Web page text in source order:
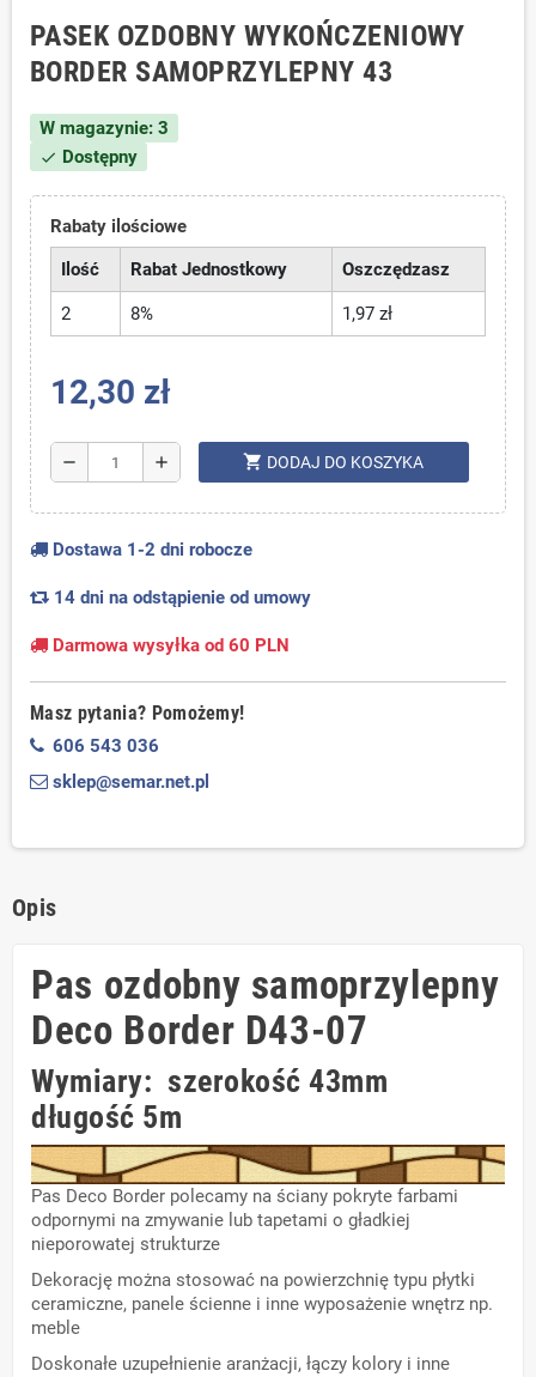
PASEK OZDOBNY WYKOŃCZENIOWY
BORDER SAMOPRZYLEPNY 43
W magazynie: 3
check Dostępny
Rabaty ilościowe
Ilość
Rabat Jednostkowy Oszczędzasz
2 8% 1,97 zł
12,30 zł
remove add shopping_cart DODAJ DO KOSZYKA
Dostawa 1-2 dni robocze
14 dni na odstąpienie od umowy
Darmowa wysyłka od 60 PLN
Masz pytania? Pomożemy!
606 543 036
sklep@semar.net.pl
Opis
Pas ozdobny samoprzylepny
Deco Border D43-07
Wymiary: szerokość 43mm
długość 5m
Pas Deco Border polecamy na ściany pokryte farbami
odpornymi na zmywanie lub tapetami o gładkiej
nieporowatej strukturze
Dekorację można stosować na powierzchnię typu płytki
ceramiczne, panele ścienne i inne wyposażenie wnętrz np.
meble
Doskonałe uzupełnienie aranżacji, łączy kolory i inne